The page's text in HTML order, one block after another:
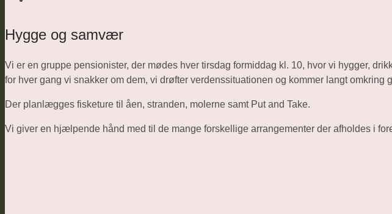
Hygge og samvær
Vi er en gruppe pensionister, der mødes hver tirsdag formiddag kl. 10, hvor vi hygger,
for hver gang vi snakker om dem, vi drøfter verdenssituationen og kommer langt omkring
Der planlægges fisketure til åen, stranden, molerne samt Put and Take.
Vi giver en hjælpende hånd med til de mange forskellige arrangementer der afholdes i